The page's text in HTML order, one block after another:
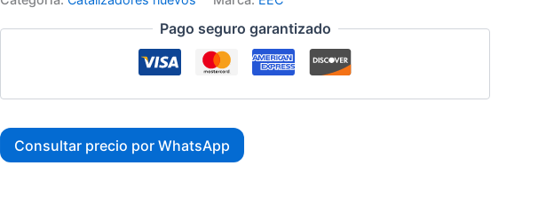
Pago seguro garantizado
Consultar precio por WhatsApp